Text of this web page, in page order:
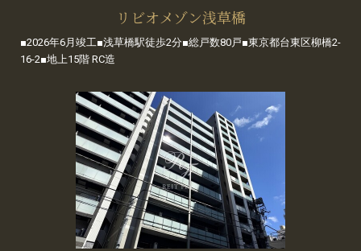
リビオメゾン浅草橋
■2026年6月竣工■浅草橋駅徒歩2分■総戸数80戸■東京都台東区柳橋2-
16-2■地上15階 RC造